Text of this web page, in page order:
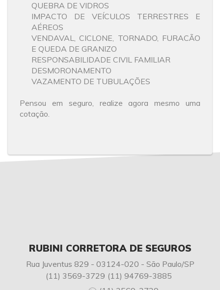
QUEBRA DE VIDROS
IMPACTO DE VEÍCULOS TERRESTRES E
AÉREOS
VENDAVAL, CICLONE, TORNADO, FURACÃO
E QUEDA DE GRANIZO
RESPONSABILIDADE CIVIL FAMILIAR
DESMORONAMENTO
VAZAMENTO DE TUBULAÇÕES
Pensou em seguro, realize agora mesmo uma
cotação.
RUBINI CORRETORA DE SEGUROS
Rua Juventus 829 - 03124-020 - São Paulo/SP
(11) 3569-3729 (11) 94769-3885